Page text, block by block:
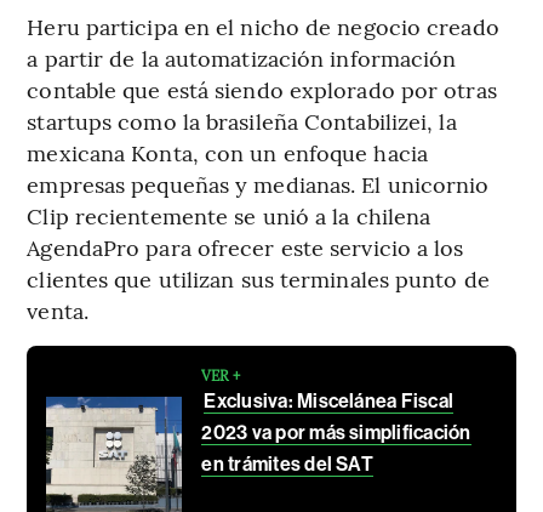
Heru participa en el nicho de negocio creado
a partir de la automatización información
contable que está siendo explorado por otras
startups como la brasileña Contabilizei, la
mexicana Konta, con un enfoque hacia
empresas pequeñas y medianas. El unicornio
Clip recientemente se unió a la chilena
AgendaPro para ofrecer este servicio a los
clientes que utilizan sus terminales punto de
venta.
VER +
Exclusiva: Miscelánea Fiscal
2023 va por más simplificación
en trámites del SAT